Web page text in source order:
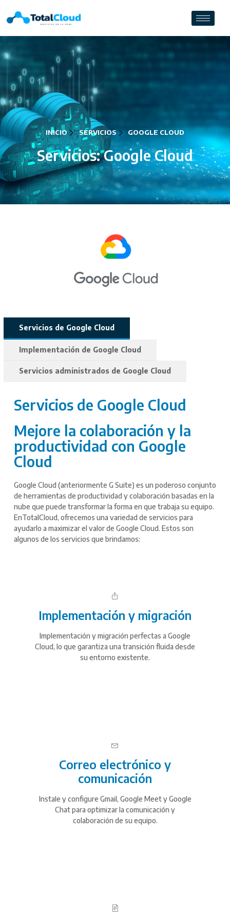
INICIO SERVICIOS GOOGLE CLOUD
Servicios: Google Cloud
Servicios de Google Cloud
Implementación de Google Cloud
Servicios administrados de Google Cloud
Servicios de Google Cloud
Mejore la colaboración y la
productividad con Google
Cloud
Google Cloud (anteriormente G Suite) es un poderoso conjunto
de herramientas de productividad y colaboración basadas en la
nube que puede transformar la forma en que trabaja su equipo.
EnTotalCloud, ofrecemos una variedad de servicios para
ayudarlo a maximizar el valor de Google Cloud. Estos son
algunos de los servicios que brindamos:
Implementación y migración
Implementación y migración perfectas a Google
Cloud, lo que garantiza una transición fluida desde
su entorno existente.
Correo electrónico y
comunicación
Instale y configure Gmail, Google Meet y Google
Chat para optimizar la comunicación y
colaboración de su equipo.